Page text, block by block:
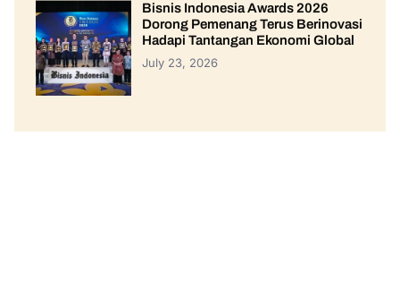
Bisnis Indonesia Awards 2026
Dorong Pemenang Terus Berinovasi
Hadapi Tantangan Ekonomi Global
July 23, 2026